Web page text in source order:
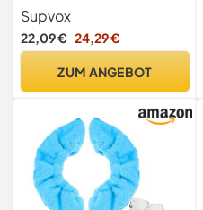
Junge Mädchen Weiche
Und Elastische
Kufenschoner Als
Eiskunstlauf Und Eishockey
Kufen Und
Supvox
22,09 € 24,29 €
ZUM ANGEBOT